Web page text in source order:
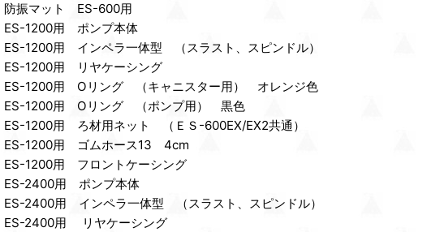
防振マット ES-600用
ES-1200用 ポンプ本体
ES-1200用 インペラ一体型 （スラスト、スピンドル）
ES-1200用 リヤケーシング
ES-1200用 Oリング （キャニスター用） オレンジ色
ES-1200用 Oリング （ポンプ用） 黒色
ES-1200用 ろ材用ネット （ＥＳ-600EX/EX2共通）
ES-1200用 ゴムホース13 4cm
ES-1200用 フロントケーシング
ES-2400用 ポンプ本体
ES-2400用 インペラ一体型 （スラスト、スピンドル）
ES-2400用 リヤケーシング